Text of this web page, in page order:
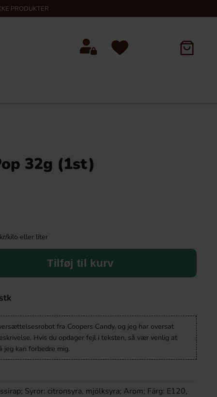
PRODUKTER
32g (1st)
kilo eller liter
Tilføj til kurv
fra Coopers Candy, og jeg har oversat
Hvis du opdager fejl i teksten, så vær venlig at
jeg kan forbedre mig.
Syror: citronsyra, mjölksyra; Arom; Färg: E120,